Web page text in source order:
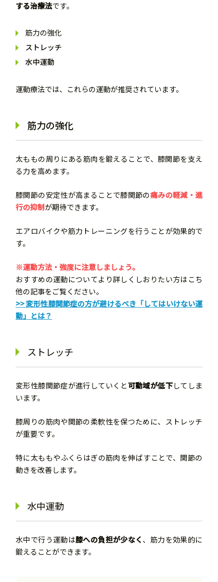
する治療法です。
筋力の強化
ストレッチ
水中運動
運動療法では、これらの運動が推奨されています。
筋力の強化
太ももの周りにある筋肉を鍛えることで、膝関節を支え
る力を高めます。
膝関節の安定性が高まることで膝関節の痛みの軽減・進
行の抑制が期待できます。
エアロバイクや筋力トレーニングを行うことが効果的で
す。
※運動方法・強度に注意しましょう。
おすすめの運動についてより詳しくしおりたい方はこち
他の記事をご覧ください。
>> 変形性膝関節症の方が避けるべき「してはいけない運
動」とは？
ストレッチ
変形性膝関節症が進行していくと可動域が低下してしま
います。
膝周りの筋肉や関節の柔軟性を保つために、ストレッチ
が重要です。
特に太ももやふくらはぎの筋肉を伸ばすことで、関節の
動きを改善します。
水中運動
水中で行う運動は膝への負担が少なく、筋力を効果的に
鍛えることができます。